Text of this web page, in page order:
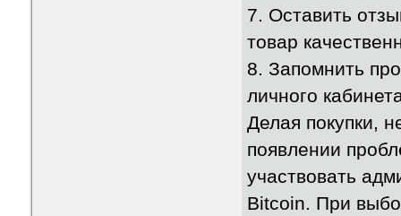
7. Оставить
товар
8. Запомнить
личного
Делая покупки,
появлении
участвовать
Bitcoin. При